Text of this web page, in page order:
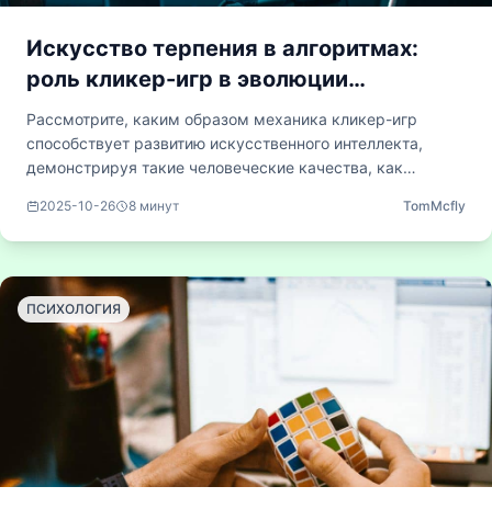
Искусство терпения в алгоритмах:
роль кликер-игр в эволюции
современного обучения
искусственного интеллекта
Рассмотрите, каким образом механика кликер-игр
способствует развитию искусственного интеллекта,
демонстрируя такие человеческие качества, как
решений. В данном техническом исследовании
анализируется, каким образом инкрементальные
машинного обучения через взаимодействие с системой
вознаграждений.
2025-10-26 8 минут TomMcfly
ПСИХОЛОГИЯ